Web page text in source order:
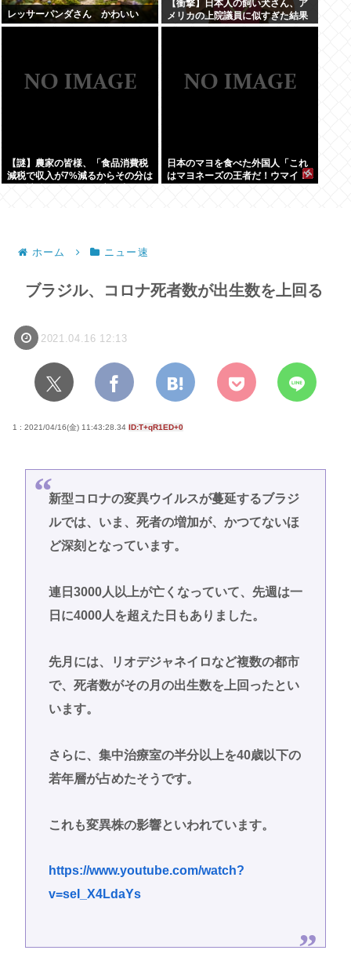
レッサーパンダさん かわいい
【衝撃】日本人の飼い犬さん、ア
メリカの上院議員に似すぎた結果
www
【謎】農家の皆様、「食品消費税
減税で収入が7%減るからその分は
日本のマヨを食べた外国人「これ
はマヨネーズの王者だ！ウマイ！
ホーム ニュー速
ブラジル、コロナ死者数が出生数を上回る
2021.04.16 12:13
1 : 2021/04/16(金) 11:43:28.34 ID:T+qR1ED+0
新型コロナの変異ウイルスが蔓延するブラジ
ルでは、いま、死者の増加が、かつてないほ
ど深刻となっています。
連日3000人以上が亡くなっていて、先週は一
日に4000人を超えた日もありました。
先月には、リオデジャネイロなど複数の都市
で、死者数がその月の出生数を上回ったとい
います。
さらに、集中治療室の半分以上を40歳以下の
若年層が占めたそうです。
これも変異株の影響といわれています。
https://www.youtube.com/watch?
v=seI_X4LdaYs